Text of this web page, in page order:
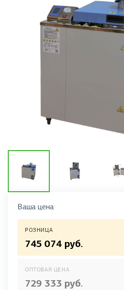
Ваша цена
РОЗНИЦА
745 074 руб.
ОПТОВАЯ ЦЕНА
729 333 руб.